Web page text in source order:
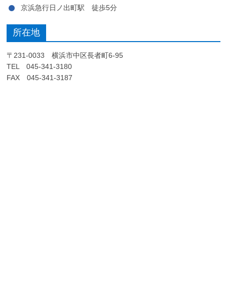
京浜急行日ノ出町駅 徒歩5分
所在地
〒231-0033 横浜市中区長者町6-95
TEL 045-341-3180
FAX 045-341-3187